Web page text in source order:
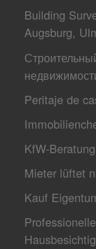
Building
Augsburg,
Peritaje de
KfW-
Mieter lüftet
Kauf